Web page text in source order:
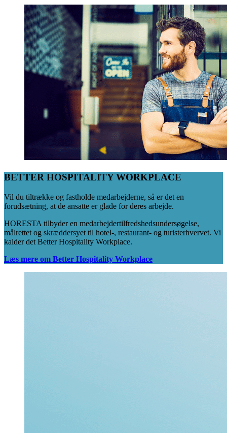
BETTER HOSPITALITY WORKPLACE
Vil du tiltrække og fastholde medarbejderne, så er det en
forudsætning, at de ansatte er glade for deres arbejde.
HORESTA tilbyder en medarbejdertilfredshedsundersøgelse,
målrettet og skræddersyet til hotel-, restaurant- og turisterhvervet. Vi
kalder det Better Hospitality Workplace.
Læs mere om Better Hospitality Workplace